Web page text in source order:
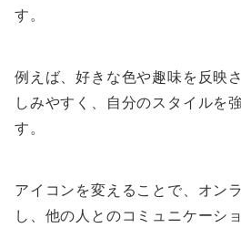
す。
例えば、好きな色や趣味を反映
しみやすく、自分のスタイルを
す。
アイコンを変えることで、オン
し、他の人とのコミュニケーシ